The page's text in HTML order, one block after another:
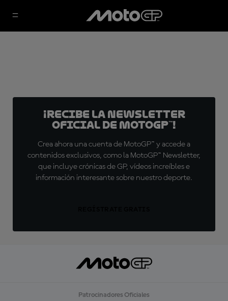
¡Recibe la Newsletter
oficial de MotoGP™!
Crea ahora una cuenta de MotoGP™ y accede a
contenidos exclusivos, como la MotoGP™ Newsletter,
que incluye crónicas de GP, vídeos increíbles e
información interesante sobre nuestro deporte.
Patrocinadores Oficiales